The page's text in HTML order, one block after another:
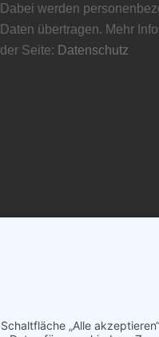
Dabei werden
Daten übertragen. Mehr
der Seite: Datenschutz